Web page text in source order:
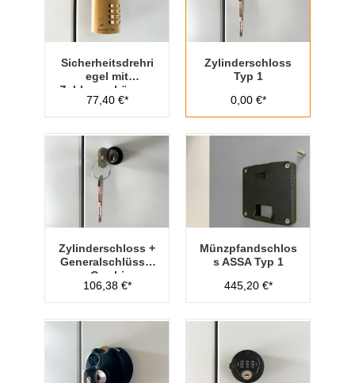
Sicherheitsdrehri
egel mit
Zahlenvorhänges
chloss Typ 1
77,40 €*
Zylinderschloss
Typ 1
0,00 €*
Zylinderschloss +
Generalschlüssel
- Cambio
106,38 €*
Münzpfandschlos
s ASSA Typ 1
445,20 €*